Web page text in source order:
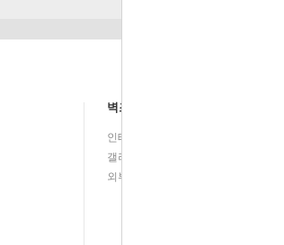
벽조명
인테리어
갤러리벽등(그림벽등)
외부등/실외등